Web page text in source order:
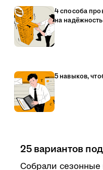
4 способа
на надёжность
5 навыков,
25 вариантов
Собрали сезонные